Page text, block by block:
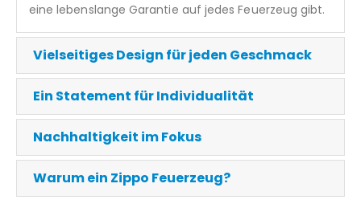
eine lebenslange Garantie auf jedes Feuerzeug gibt.
Vielseitiges Design für jeden Geschmack
Ein Statement für Individualität
Nachhaltigkeit im Fokus
Warum ein Zippo Feuerzeug?